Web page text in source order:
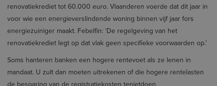
renovatiekrediet tot 60.000 euro. Vlaanderen voerde dat dit jaar in
voor wie een energieverslindende woning binnen vijf jaar fors
energiezuiniger maakt. Febelfin: ‘De regelgeving van het
renovatiekrediet legt op dat vlak geen specifieke voorwaarden op.’
Soms hanteren banken een hogere rentevoet als ze lenen in
mandaat. U zult dan moeten uitrekenen of die hogere rentelasten